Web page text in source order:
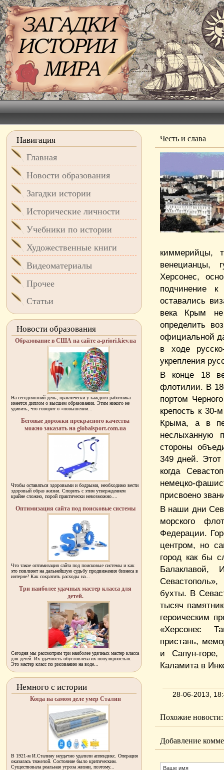
Честь и слава
киммерийцы,
венецианцы,
Херсонес,
подчинение
оставались
века Крым
определить
официальной
в ходе
укрепления
В конце 18
флотилии. В
портом
крепость к 30-
Крыма, а в
неслыханную
стороны
349 дней.
когда
немецко-
присвоено
В наши дни
морского
Федерации.
центром, но
город как бы
Балаклавой,
бухты. В
тысяч
героическим
«Херсонес
пристань,
и Сапун-горе,
Каламита в
28-06-2013,
Похожие новости:
Добавление
Навигация
Главная
Новости образования
Загадки истории
Исторические личности
Учебники по истории
Художественные книги
Видеоматериалы
Прочее
Статьи
Новости образования
Образование в США на сайте a-priori.kiev.ua
На сегодняшний день, практически у каждого работника
имеется диплом о высшем образовании. Этим никого не
удивить, что говорит о «повышении...
Беговые дорожки прекрасного качества
можно заказать на globalsport.com.ua
Чтобы оставаться здоровыми и бодрыми, необходимо вести
здоровый образ жизни. Спорить с этим утверждением
крайне сложно, порой практически невозможно....
Оптимизация сайта под поисковые системы
Что такое оптимизация сайта под поисковые системы и как
это повлияет на дальнейшую судьбу продвижения бизнеса в
интерне? Как сократить расходы на...
Три наиболее удачных мастер класса для
детей.
Сегодня мы рассмотрим три наиболее удачных мастер класса
для детей. Их удачность обусловлена их популярностью.
Это мастер класс по рисованию на воде...
Немного с истории
Когда на самом деле умер Сталин
В 1921-м И.Сталину неудачно удалили аппендикс. Операция
оказалась тяжелой. Состояние было критическим.
Существовала реальная угроза жизни, поэтому...